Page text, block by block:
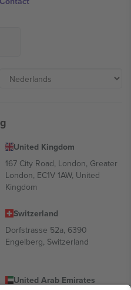
United Kingdom
167 City Road, London, Greater
London, EC1V 1AW, United
Kingdom
Switzerland
Dorfstrasse 52a, 6390
Engelberg, Switzerland
United Arab Emirates